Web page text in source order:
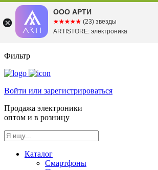
Фильтр
Войти или зарегистрироваться
Продажа электроники
оптом и в розницу
Каталог
Смартфоны
ООО АРТИ
☆☆☆☆☆
★★★★★ (23) звезды
ARTISTORE: электроника